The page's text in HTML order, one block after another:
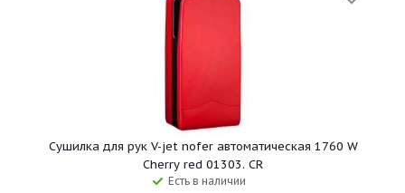
Сушилка для рук V-jet nofer автоматическая 1760 W
Cherry red 01303. CR
Есть в наличии